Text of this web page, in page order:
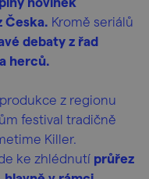
Česka. Kromě seriálů
debaty z řad
herců.
z regionu
festival tradičně
Killer.
ke zhlédnutí průřez